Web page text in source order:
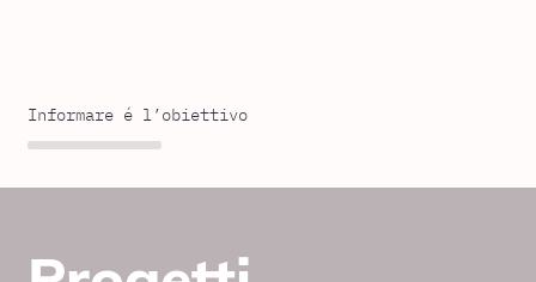
Informare é l’obiettivo